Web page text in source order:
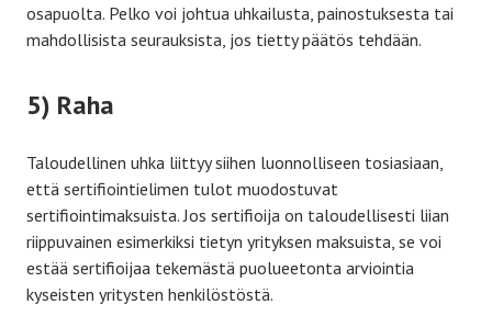
osapuolta. Pelko voi johtua uhkailusta, painostuksesta tai
mahdollisista seurauksista, jos tietty päätös tehdään.
5) Raha
Taloudellinen uhka liittyy siihen luonnolliseen tosiasiaan,
että sertifiointielimen tulot muodostuvat
sertifiointimaksuista. Jos sertifioija on taloudellisesti liian
riippuvainen esimerkiksi tietyn yrityksen maksuista, se voi
estää sertifioijaa tekemästä puolueetonta arviointia
kyseisten yritysten henkilöstöstä.